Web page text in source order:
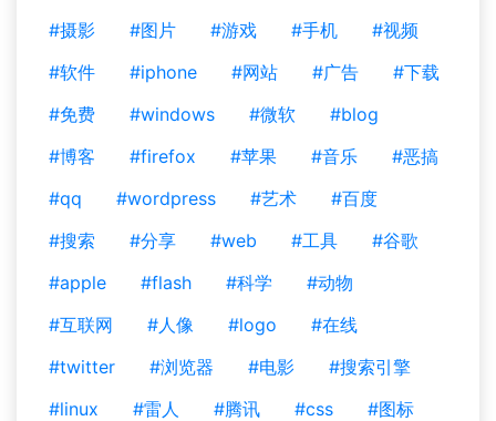
#摄影
#图片 #游戏 #手机
#视频
#软件
#iphone #网站 #广告
#下载
#免费
#windows #微软
#blog
#博客
#firefox #苹果 #音乐
#恶搞
#qq
#wordpress #艺术
#百度
#搜索
#分享 #web #工具
#谷歌
#apple
#flash #科学
#动物
#互联网
#人像 #logo
#在线
#twitter
#浏览器 #电影
#搜索引擎
#linux
#雷人 #腾讯 #css
#图标